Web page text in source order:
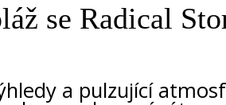
se Radical
a pulzující